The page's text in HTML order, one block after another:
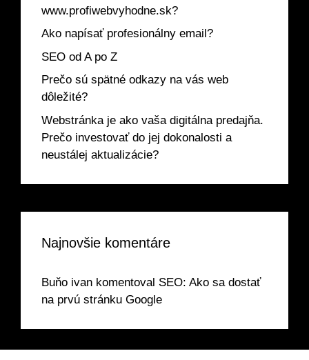
www.profiwebvyhodne.sk?
Ako napísať profesionálny email?
SEO od A po Z
Prečo sú spätné odkazy na vás web
dôležité?
Webstránka je ako vaša digitálna predajňa.
Prečo investovať do jej dokonalosti a
neustálej aktualizácie?
Najnovšie komentáre
Buňo ivan komentoval SEO: Ako sa dostať
na prvú stránku Google